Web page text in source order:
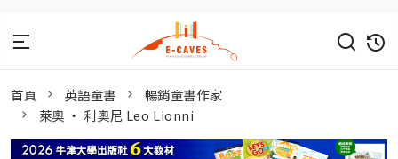
首頁 英語童書
暢銷童書作家
萊奧 ‧ 利奧尼 Leo Lionni